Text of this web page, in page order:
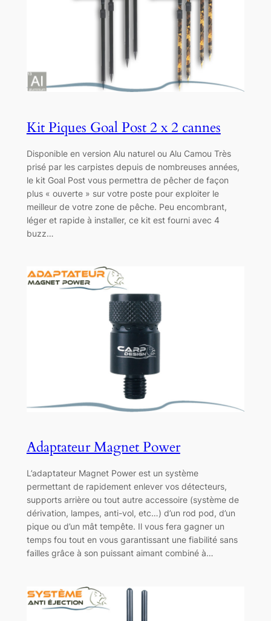
Kit Piques Goal Post 2 x 2 cannes
Disponible en version Alu naturel ou Alu Camou Très
prisé par les carpistes depuis de nombreuses années,
le kit Goal Post vous permettra de pêcher de façon
plus « ouverte » sur votre poste pour exploiter le
meilleur de votre zone de pêche. Peu encombrant,
léger et rapide à installer, ce kit est fourni avec 4
buzz…
Adaptateur Magnet Power
L’adaptateur Magnet Power est un système
permettant de rapidement enlever vos détecteurs,
supports arrière ou tout autre accessoire (système de
dérivation, lampes, anti-vol, etc…) d’un rod pod, d’un
pique ou d’un mât tempête. Il vous fera gagner un
temps fou tout en vous garantissant une fiabilité sans
failles grâce à son puissant aimant combiné à…